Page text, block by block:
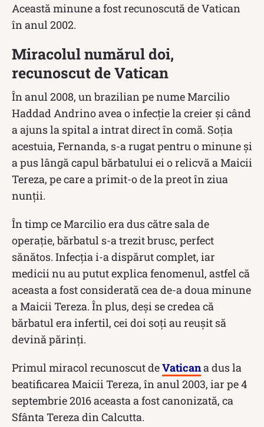
Această minune a fost recunoscută de Vatican
în anul 2002.
Miracolul numărul doi,
recunoscut de Vatican
În anul 2008, un brazilian pe nume Marcilio
Haddad Andrino avea o infecție la creier și când
a ajuns la spital a intrat direct în comă. Soția
acestuia, Fernanda, s-a rugat pentru o minune și
a pus lângă capul bărbatului ei o relicvă a Maicii
Tereza, pe care a primit-o de la preot în ziua
nunții.
În timp ce Marcilio era dus către sala de
operație, bărbatul s-a trezit brusc, perfect
sănătos. Infecția i-a dispărut complet, iar
medicii nu au putut explica fenomenul, astfel că
aceasta a fost considerată cea de-a doua minune
a Maicii Tereza. În plus, deşi se credea că
bărbatul era infertil, cei doi soţi au reuşit să
devină părinţi.
Primul miracol recunoscut deVaticana dus la
beatificarea Maicii Tereza, în anul 2003, iar pe 4
septembrie 2016 aceasta a fost canonizată, ca
Sfânta Tereza din Calcutta.